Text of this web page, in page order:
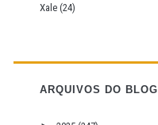
Xale (24)
ARQUIVOS DO BLOG